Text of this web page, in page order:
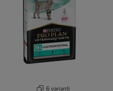
6 varianti